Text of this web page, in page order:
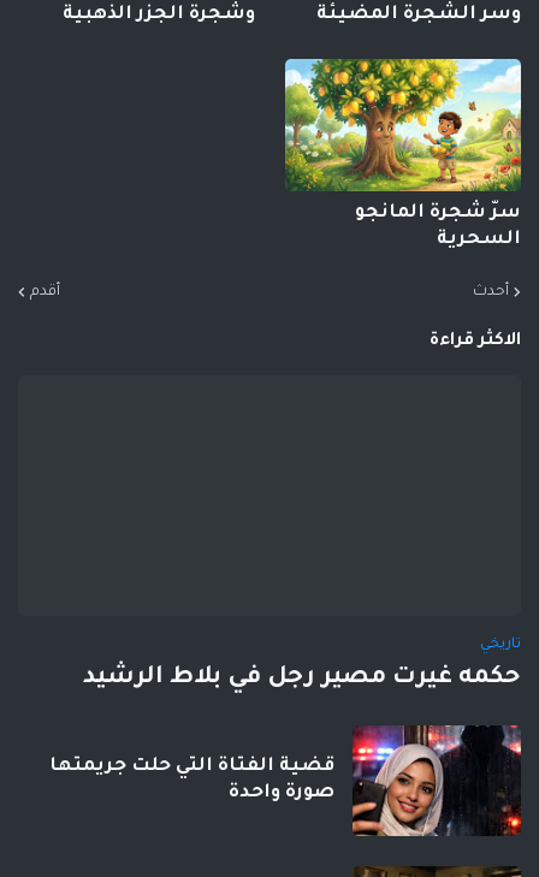
وسر الشجرة المضيئة
وشجرة الجزر الذهبية
سرّ شجرة المانجو
السحرية
أحدث أقدم
الاكثر قراءة
تاريخي
حكمه غيرت مصير رجل في بلاط الرشيد
قضية الفتاة التي حلت جريمتها
صورة واحدة